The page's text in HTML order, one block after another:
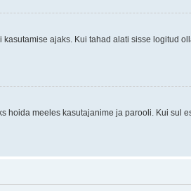
ajaks. Kui tahad alati sisse logitud
hoida meeles kasutajanime ja parooli. Kui sul